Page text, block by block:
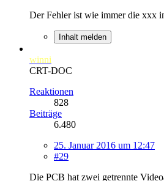
Der Fehler ist wie immer die xxx
Inhalt melden
winni
CRT-DOC
Reaktionen
828
Beiträge
6.480
25. Januar 2016 um 12:47
#29
Die PCB hat zwei getrennte